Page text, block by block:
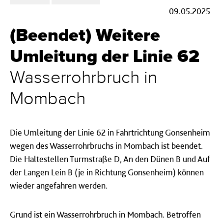
09.05.2025
(Beendet) Weitere
Umleitung der Linie 62
Wasserrohrbruch in
Mombach
Die Umleitung der Linie 62 in Fahrtrichtung Gonsenheim
wegen des Wasserrohrbruchs in Mombach ist beendet.
Die Haltestellen Turmstraße D, An den Dünen B und Auf
der Langen Lein B (je in Richtung Gonsenheim) können
wieder angefahren werden.
Grund ist ein Wasserrohrbruch in Mombach. Betroffen